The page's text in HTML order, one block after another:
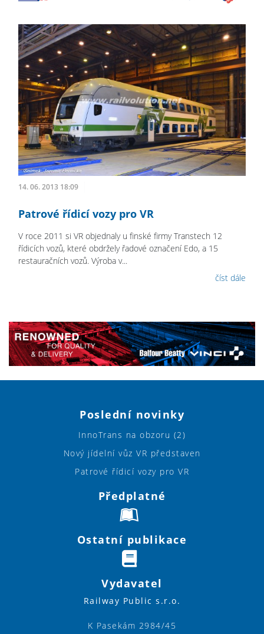
14. 06. 2013 18:09
Patrové řídicí vozy pro VR
V roce 2011 si VR objednaly u finské firmy Transtech 12
řídicích vozů, které obdržely řadové označení Edo, a 15
restauračních vozů. Výroba v...
číst dále
Poslední novinky
InnoTrans na obzoru (2)
Nový jídelní vůz VR představen
Patrové řídicí vozy pro VR
Předplatné
Ostatní publikace
Vydavatel
Railway Public s.r.o.
K Pasekám 2984/45